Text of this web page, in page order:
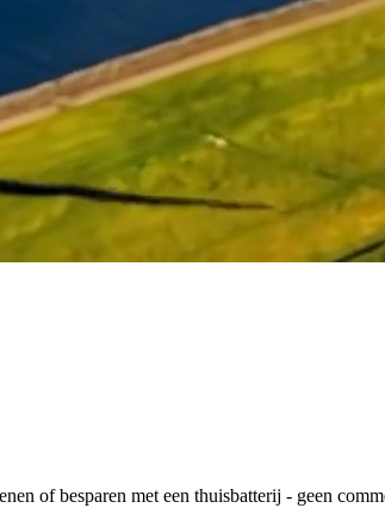
of besparen met een thuisbatterij - geen